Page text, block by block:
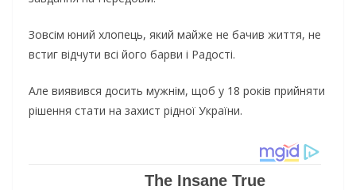
Зовсім юний хлопець, який майже не бачив життя, не
встиг відчути всі його барви і Радості.
Але виявився досить мужнім, щоб у 18 років прийняти
рішення стати на захист рідної України.